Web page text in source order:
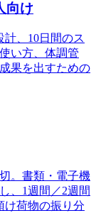
向け
、10日間のス
い方、体調管
果を出すための
。書類・電子機
、1週間／2週間
け荷物の振り分